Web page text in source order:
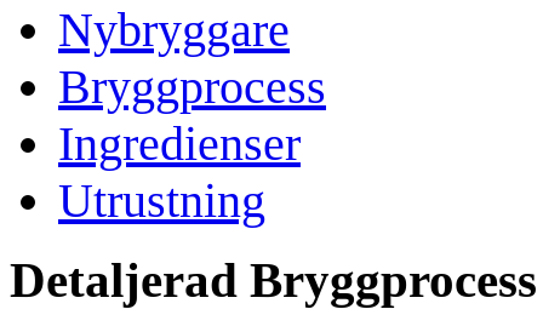
Nybryggare
Bryggprocess
Ingredienser
Utrustning
Detaljerad Bryggprocess